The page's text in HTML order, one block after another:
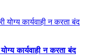
कार्यवाही न करता बंद